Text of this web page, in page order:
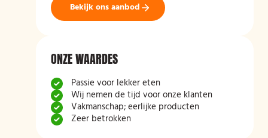
Bekijk ons aanbod
ONZE WAARDES
Passie voor lekker eten
Wij nemen de tijd voor onze klanten
Vakmanschap; eerlijke producten
Zeer betrokken